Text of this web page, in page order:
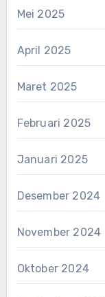
Mei 2025
April 2025
Maret 2025
Februari 2025
Januari 2025
Desember 2024
November 2024
Oktober 2024